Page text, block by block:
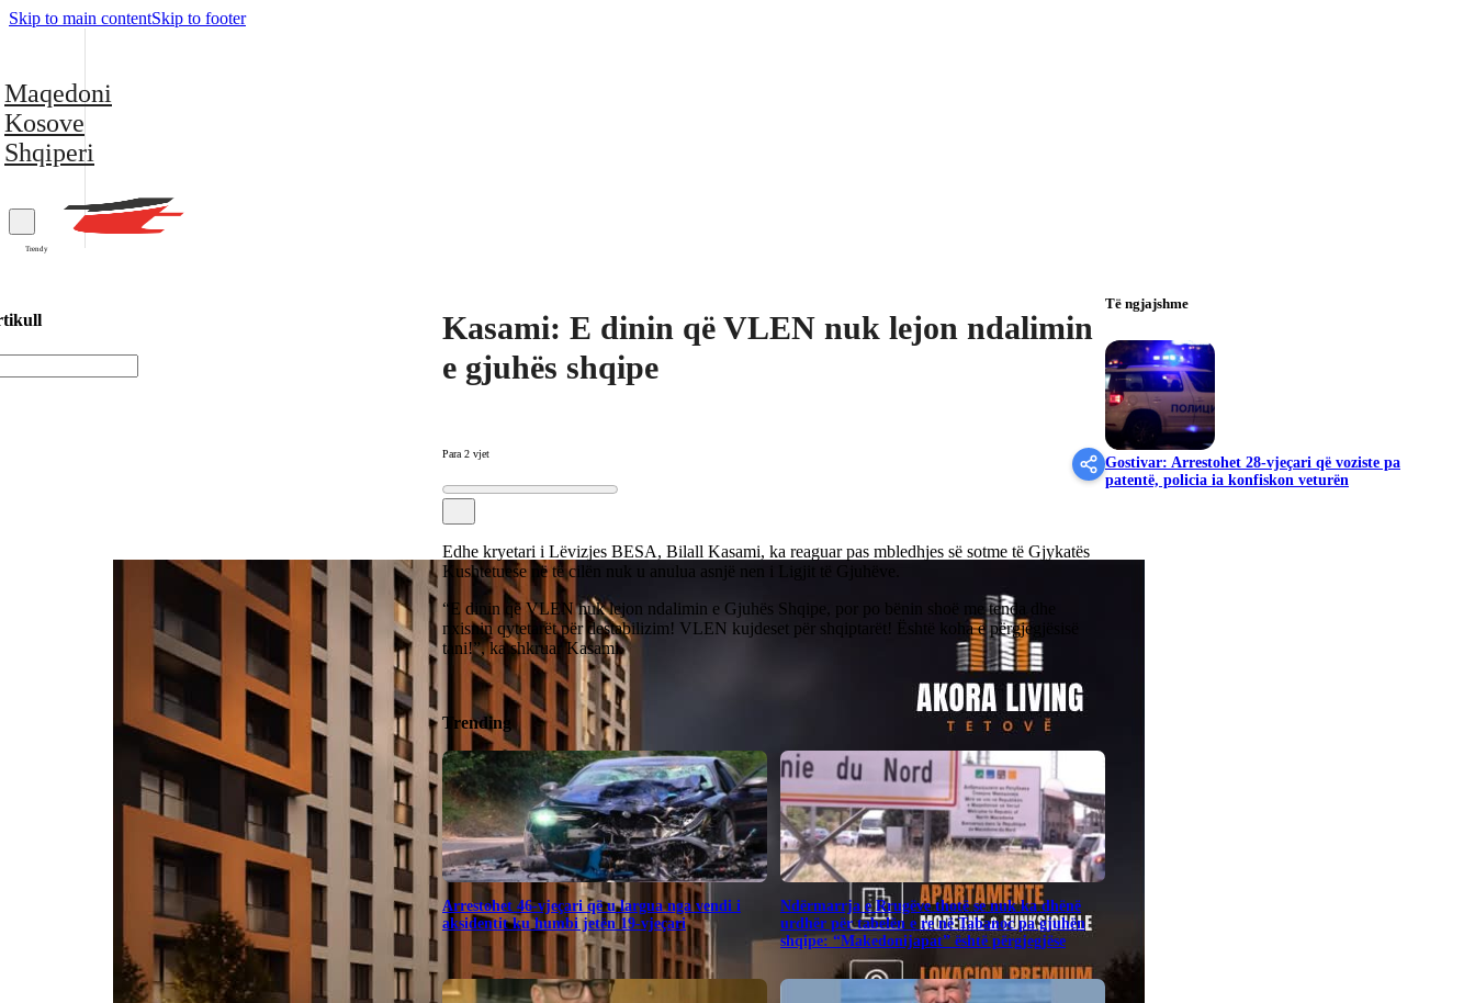
Skip to main contentSkip to footer
Maqedoni
Kosove
Shqiperi
Trendy
Kasami: E dinin që VLEN nuk lejon ndalimin
e gjuhës shqipe
Para 2 vjet
Edhe kryetari i Lëvizjes BESA, Bilall Kasami, ka reaguar pas mbledhjes së sotme të Gjykatës
Kushtetuese në të cilën nuk u anulua asnjë nen i Ligjit të Gjuhëve.
“E dinin që VLEN nuk lejon ndalimin e Gjuhës Shqipe, por po bënin shoë me tenda dhe
nxisnin qytetarët për destabilizim! VLEN kujdeset për shqiptarët! Është koha e përgjegjësisë
tani!”, ka shkruar Kasami.
Trending
Arrestohet 46-vjeçari që u largua nga vendi i
aksidentit ku humbi jetën 19-vjeçari
Ndërmarrja e Rrugëve thotë se nuk ka dhënë
urdhër për tabelën e re në Tabanoc pa gjuhën
shqipe: “Makedonijapat” është përgjegjëse
Të ngjajshme
Gostivar: Arrestohet 28-vjeçari që voziste pa
patentë, policia ia konfiskon veturën